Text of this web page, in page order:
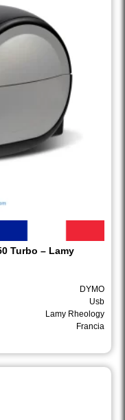
Turbo – Lamy
DYMO
Usb
Lamy Rheology
Francia